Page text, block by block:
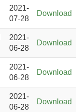
2021-
07-28
Download
2021-
06-28
Download
2021-
06-28
Download
2021-
06-28
Download